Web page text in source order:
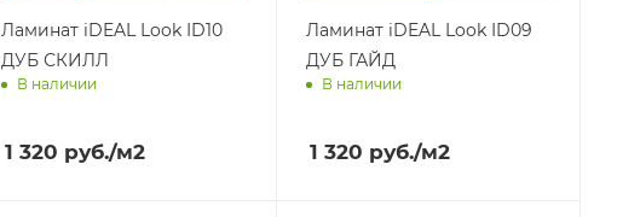
Ламинат iDEAL Look ID10
ДУБ СКИЛЛ
В наличии
1 320 руб./м2
Ламинат iDEAL Look ID09
ДУБ ГАЙД
В наличии
1 320 руб./м2